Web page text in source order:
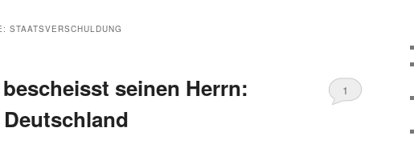
STAATSVERSCHULDUNG
seinen Herrn:
1